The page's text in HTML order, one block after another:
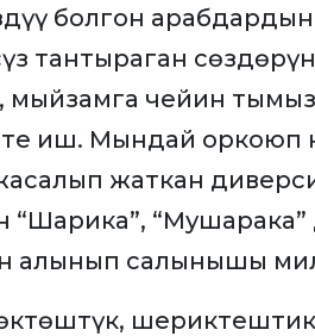
болгон
тантыраган
мыйзамга чейин
иш. Мындай оркоюп
жаткан
“Мушарака”
алынып салынышы